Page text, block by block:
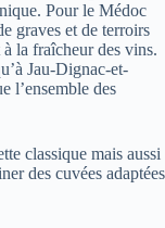
Pour le Médoc
graves et de terroirs
la fraîcheur des vins.
Jau-Dignac-et-
l’ensemble des
classique mais aussi
des cuvées adaptées